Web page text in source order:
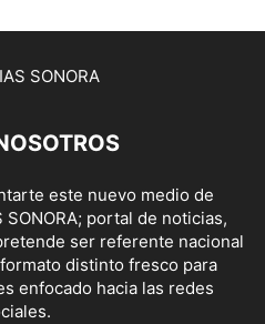
este nuevo medio de
portal de noticias,
ser referente nacional
distinto fresco para
enfocado hacia las redes